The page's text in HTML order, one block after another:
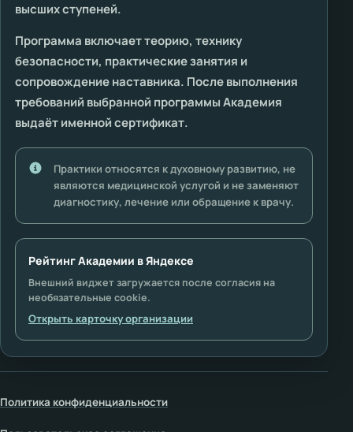
высших ступеней.
Программа включает теорию, технику
безопасности, практические занятия и
сопровождение наставника. После выполнения
требований выбранной программы Академия
выдаёт именной сертификат.
Практики относятся к духовному развитию, не
являются медицинской услугой и не заменяют
диагностику, лечение или обращение к врачу.
Рейтинг Академии в Яндексе
Внешний виджет загружается после согласия на
необязательные cookie.
Открыть карточку организации
Политика конфиденциальности